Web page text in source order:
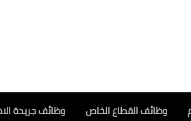
وظائف القطاع الخاص وظائف جريدة